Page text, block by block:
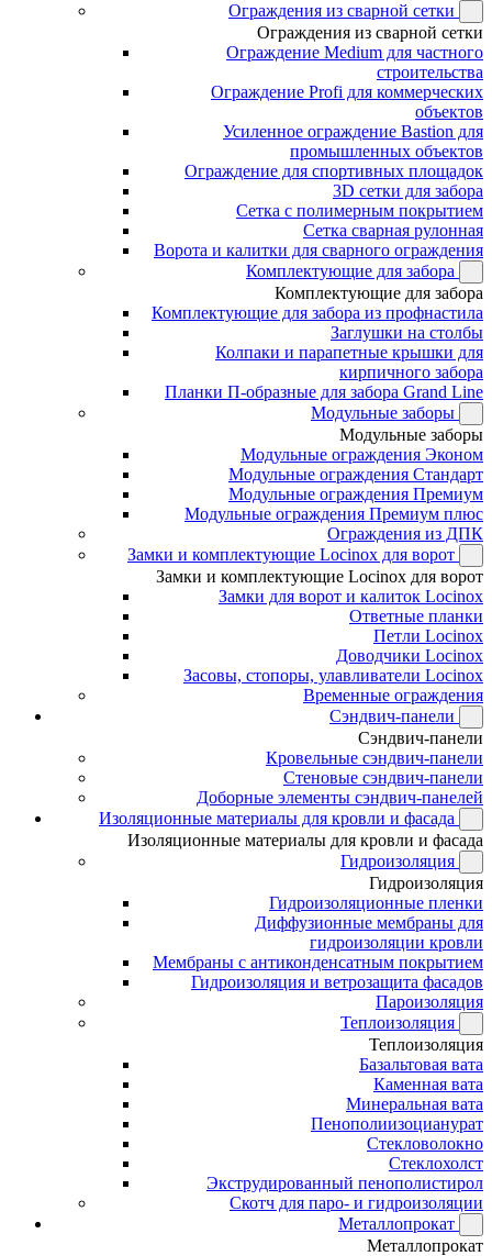
Ограждения из сварной сетки
Ограждения из сварной сетки
Ограждение Medium для частного
строительства
Ограждение Profi для коммерческих
объектов
Усиленное ограждение Bastion для
промышленных объектов
Ограждение для спортивных площадок
3D сетки для забора
Сетка с полимерным покрытием
Сетка сварная рулонная
Ворота и калитки для сварного ограждения
Комплектующие для забора
Комплектующие для забора
Комплектующие для забора из профнастила
Заглушки на столбы
Колпаки и парапетные крышки для
кирпичного забора
Планки П-образные для забора Grand Line
Модульные заборы
Модульные заборы
Модульные ограждения Эконом
Модульные ограждения Стандарт
Модульные ограждения Премиум
Модульные ограждения Премиум плюс
Ограждения из ДПК
Замки и комплектующие Locinox для ворот
Замки и комплектующие Locinox для ворот
Замки для ворот и калиток Locinox
Ответные планки
Петли Locinox
Доводчики Locinox
Засовы, стопоры, улавливатели Locinox
Временные ограждения
Сэндвич-панели
Сэндвич-панели
Кровельные сэндвич-панели
Стеновые сэндвич-панели
Доборные элементы сэндвич-панелей
Изоляционные материалы для кровли и фасада
Изоляционные материалы для кровли и фасада
Гидроизоляция
Гидроизоляция
Гидроизоляционные пленки
Диффузионные мембраны для
гидроизоляции кровли
Мембраны с антиконденсатным покрытием
Гидроизоляция и ветрозащита фасадов
Пароизоляция
Теплоизоляция
Теплоизоляция
Базальтовая вата
Каменная вата
Минеральная вата
Пенополиизоцианурат
Стекловолокно
Стеклохолст
Экструдированный пенополистирол
Скотч для паро- и гидроизоляции
Металлопрокат
Металлопрокат